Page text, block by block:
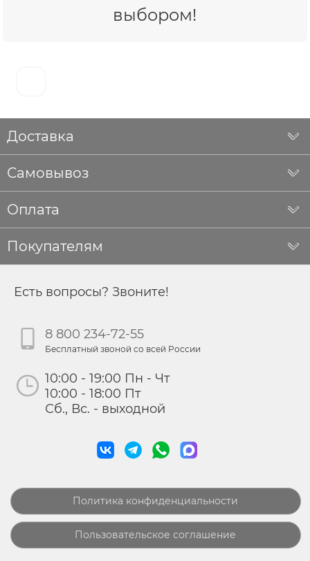
выбором!
Доставка
Самовывоз
Оплата
Покупателям
Есть вопросы? Звоните!
8 800 234-72-55
Бесплатный звоной со всей России
10:00 - 19:00 Пн - Чт
10:00 - 18:00 Пт
Сб., Вс. - выходной
Политика конфиденциальности
Пользовательское соглашение